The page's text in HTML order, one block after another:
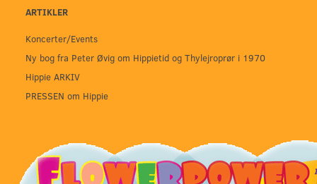
ARTIKLER
Koncerter/Events
Ny bog fra Peter Øvig om Hippietid og Thylejroprør i 1970
Hippie ARKIV
PRESSEN om Hippie